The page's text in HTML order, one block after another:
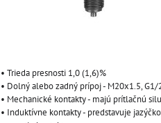
• Trieda presnosti 1,0 (1,6)%
• Dolný alebo zadný prípoj - M20x1.5, G1/
• Mechanické kontakty - majú prítlačnú
• Induktívne kontakty - predstavuje